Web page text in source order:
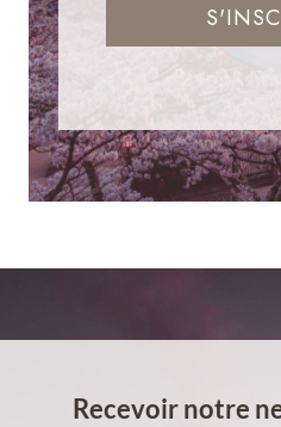
Recevoir notre